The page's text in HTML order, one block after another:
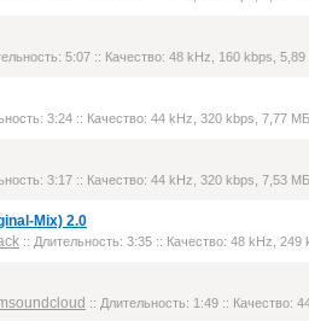
5:07 :: Качество: 48 kHz, 160 kbps,
3:24 :: Качество: 44 kHz, 320 kbps, 7,77 МБ
3:17 :: Качество: 44 kHz, 320 kbps, 7,53 МБ
Mix) 2.0
:: Длительность: 3:35 :: Качество: 48 kHz,
:: Длительность: 1:49 :: Качество: